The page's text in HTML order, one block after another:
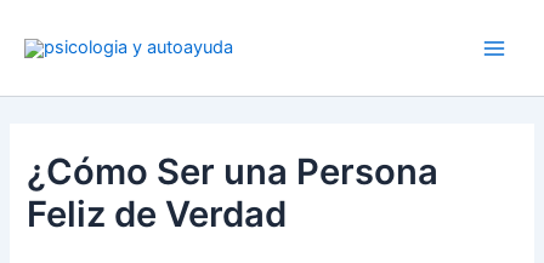
¿Cómo Ser una Persona
Feliz de Verdad